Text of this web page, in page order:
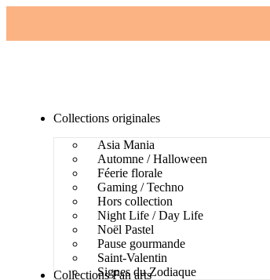
Collections originales
Asia Mania
Automne / Halloween
Féerie florale
Gaming / Techno
Hors collection
Night Life / Day Life
Noël Pastel
Pause gourmande
Saint-Valentin
Signes du Zodiaque
Collections Fan arts